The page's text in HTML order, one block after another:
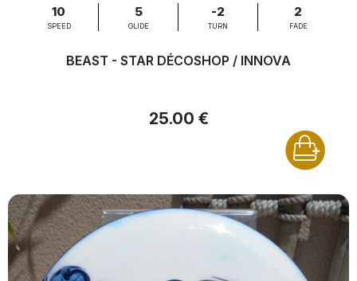
10
SPEED
5
GLIDE
-2
TURN
2
FADE
BEAST - STAR DÉCOSHOP / INNOVA
25.00 €